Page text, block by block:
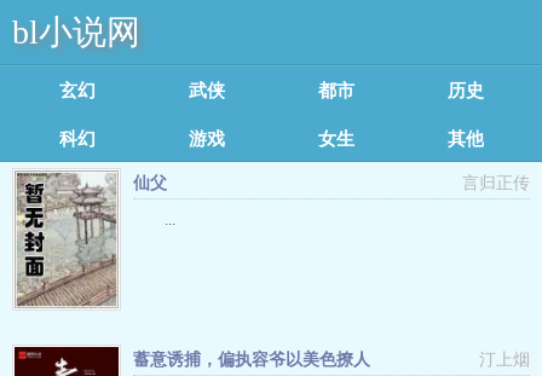
bl小说网
玄幻魔法 武侠修真 都市言情 历史军事
科幻灵异 游戏竞技 女生耽美 其他类型
足迹记录 言归正传
仙父
...
汀上烟
蓄意诱捕，偏执容爷以美色撩人